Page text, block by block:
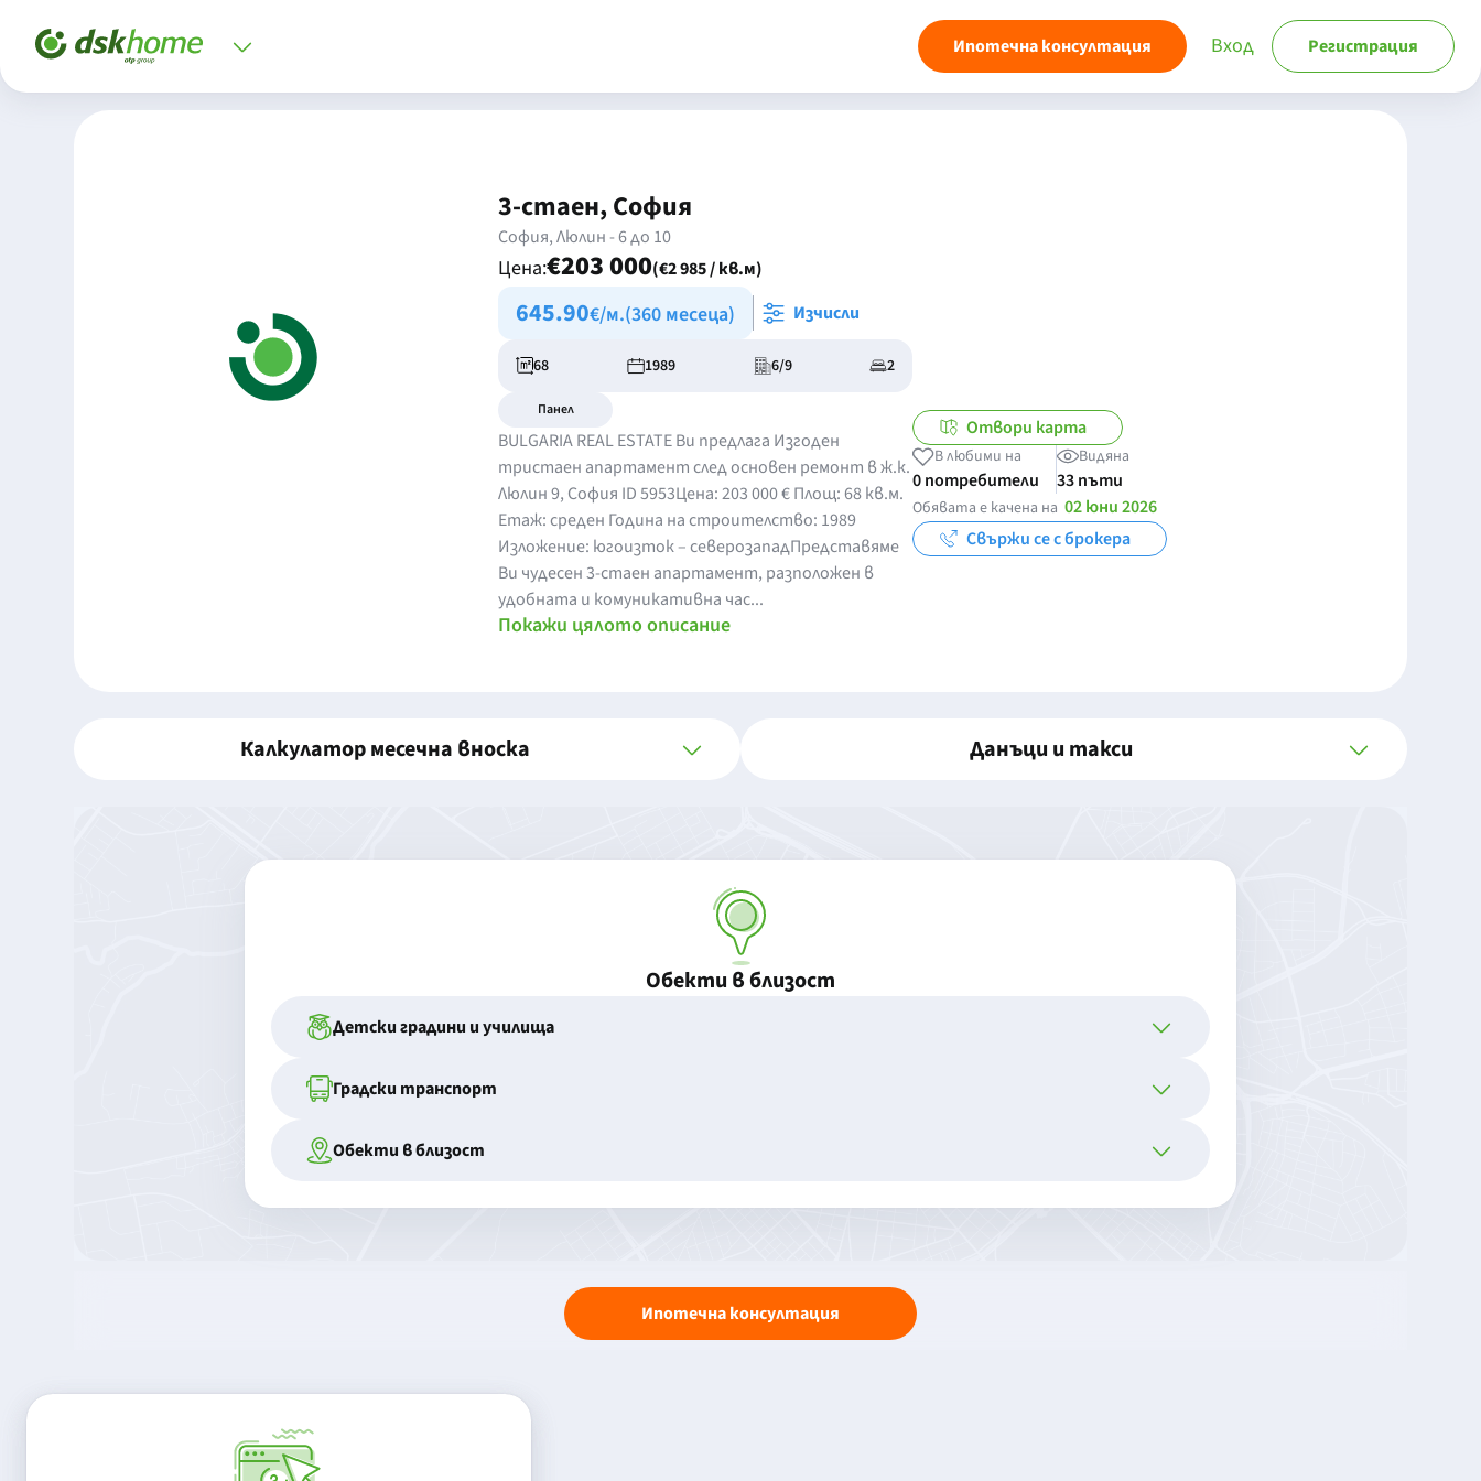
Ипотечна консултация Вход Регистрация
3-стаен, София
София, Люлин - 6 до 10
Цена:€203 000(€2 985 / кв.м)
645.90€/м.(360 месеца) Изчисли
68 1989 6/9 2
Панел
BULGARIA REAL ESTATE Ви предлага Изгоден
тристаен апартамент след основен ремонт в ж.к.
Люлин 9, София ID 5953Цена: 203 000 € Площ: 68 кв.м.
Етаж: среден Година на строителство: 1989
Изложение: югоизток – северозападПредставяме
Ви чудесен 3-стаен апартамент, разположен в
удобната и комуникативна час...
Покажи цялото описание
Отвори карта
В любими на
0 потребители
Видяна
33 пъти
Обявата е качена на 02 юни 2026
Свържи се с брокера
Калкулатор месечна вноска Данъци и такси
Обекти в близост
Детски градини и училища
Градски транспорт
Обекти в близост
Ипотечна консултация